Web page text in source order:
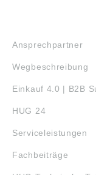
Ansprechpartner
Wegbeschreibung
Einkauf 4.0 | B2B
HUG 24
Serviceleistungen
Fachbeiträge